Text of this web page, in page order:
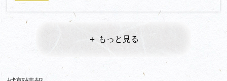
＋ もっと見る